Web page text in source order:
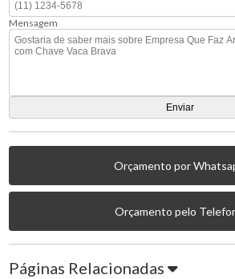
Mensagem
Orçamento por
Orçamento pelo
Páginas Relacionadas